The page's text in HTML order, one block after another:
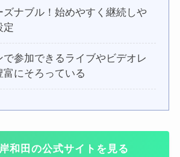
ズナブル！始めやすく継続しや
定
で参加できるライブやビデオレ
富にそろっている
和田の公式サイトを見る